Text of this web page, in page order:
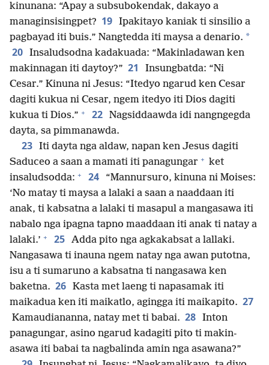
kinunana: “Apay a subsubokendak, dakayo a
managinsisingpet? 19 Ipakitayo kaniak ti sinsilio a
pagbayad iti buis.” Nangtedda iti maysa a denario. *
20 Insaludsodna kadakuada: “Makinladawan ken
makinnagan iti daytoy?” 21
Insungbatda: “Ni
Cesar.” Kinuna ni Jesus: “Itedyo ngarud ken Cesar
dagiti kukua ni Cesar, ngem itedyo iti Dios dagiti
kukua ti Dios.” + 22 Nagsiddaawda idi nangngegda
dayta, sa pimmanawda.
23 Iti dayta nga aldaw, napan ken Jesus dagiti
Saduceo a saan a mamati iti panagungar + ket
insaludsodda: + 24
“Mannursuro, kinuna ni Moises:
‘No matay ti maysa a lalaki a saan a naaddaan iti
anak, ti kabsatna a lalaki ti masapul a mangasawa iti
nabalo nga ipagna tapno maaddaan iti anak ti natay a
lalaki.’ + 25 Adda pito nga agkakabsat a lallaki.
Nangasawa ti inauna ngem natay nga awan putotna,
isu a ti sumaruno a kabsatna ti nangasawa ken
baketna. 26 Kasta met laeng ti napasamak iti
maikadua ken iti maikatlo, agingga iti maikapito. 27
Kamaudiananna, natay met ti babai. 28 Inton
panagungar, asino ngarud kadagiti pito ti makin-
asawa iti babai ta nagbalinda amin nga asawana?”